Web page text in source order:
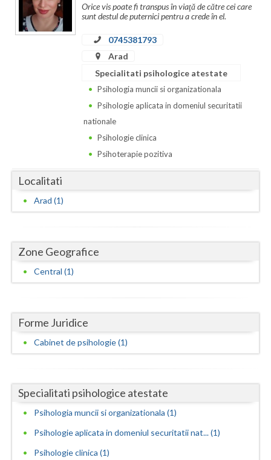
Calarasi
Caras-Severin
Galati
Giurgiu
Harghita
Hunedoara
Iasi
Ilfov
Mehedinti
Mures
Orice vis poate fi transpus în viaţă de către cei care
sunt destul de puternici pentru a crede în el.
0745381793
Arad
Specialitati psihologice atestate
Psihologia muncii si organizationala
Psihologie aplicata in domeniul securitatii
nationale
Psihologie clinica
Psihoterapie pozitiva
Localitati
Arad (1)
Zone Geografice
Central (1)
Forme Juridice
Cabinet de psihologie (1)
Specialitati psihologice atestate
Psihologia muncii si organizationala (1)
Psihologie aplicata in domeniul securitatii nat... (1)
Psihologie clinica (1)